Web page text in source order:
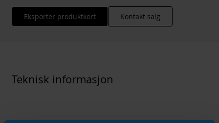
Eksporter produktkort Kontakt salg
Teknisk informasjon